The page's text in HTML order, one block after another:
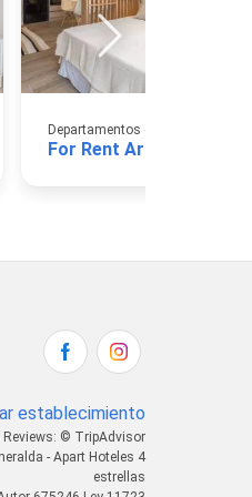
Departamentos de Alquiler
For Rent Argentina
establecimiento
Reviews: © TripAdvisor
- Apart Hoteles 4
estrellas